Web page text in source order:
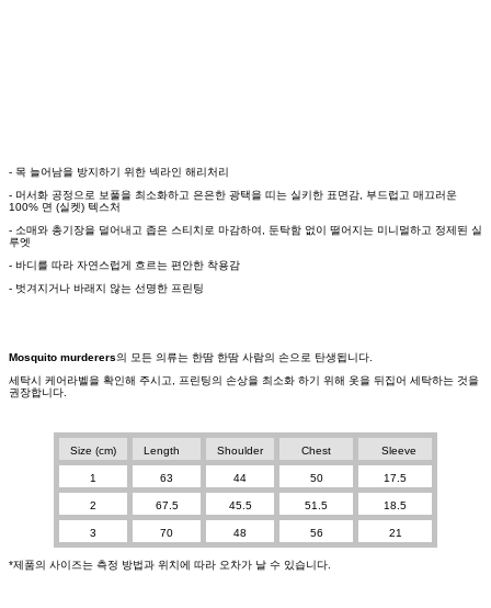
- 목 늘어남을 방지하기 위한 넥라인 해리처리
- 머서화 공정으로 보풀을 최소화하고 은은한 광택을 띠는 실키한 표면감, 부드럽고 매끄러운
100% 면 (실켓) 텍스처
- 소매와 총기장을 덜어내고 좁은 스티치로 마감하여, 둔탁함 없이 떨어지는 미니멀하고 정제된 실
루엣
- 바디를 따라 자연스럽게 흐르는 편안한 착용감
- 벗겨지거나 바래지 않는 선명한 프린팅
Mosquito murderers의 모든 의류는 한땀 한땀 사람의 손으로 탄생됩니다.
세탁시 케어라벨을 확인해 주시고, 프린팅의 손상을 최소화 하기 위해 옷을 뒤집어 세탁하는 것을
권장합니다.
Size (cm) Length Shoulder Chest Sleeve
1 63 44 50 17.5
2 67.5 45.5 51.5 18.5
3 70 48 56 21
*제품의 사이즈는 측정 방법과 위치에 따라 오차가 날 수 있습니다.